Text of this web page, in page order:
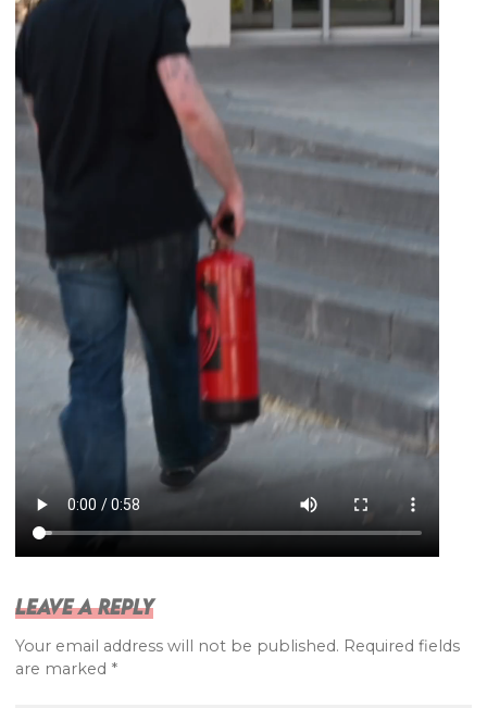
Leave a Reply
Your email address will not be published. Required fields
are marked *